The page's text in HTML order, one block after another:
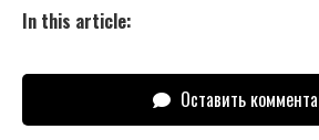
In this article:
Оставить